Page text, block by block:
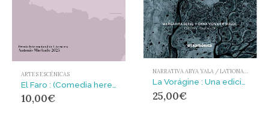
ARTES ESCÉNICAS
10,00€
NARRATIVA ABYA YALA / LATIONAMÉRICA Y EL CARIBE
La Vorágine : Una edición cosmográfica
25,00€